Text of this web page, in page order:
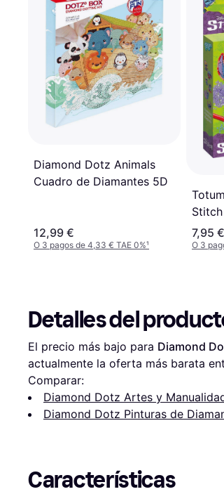
Diamond Dotz Animals
Cuadro de Diamantes 5D
12,99 €
O 3 pagos de 4,33 € TAE 0%¹
Stitch
7,95 €
O 3
Detalles del
El precio más bajo para Diamond
actualmente la oferta más barata
Comparar:
Diamond Dotz Artes y
Diamond Dotz Pinturas de
Características